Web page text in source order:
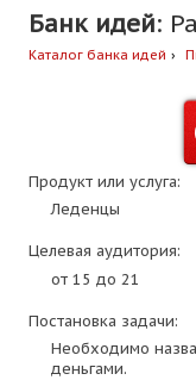
Банк идей:
Каталог банка идей
Продукт или услуга:
Леденцы
Целевая аудитория:
от 15 до 21
Постановка задачи:
Необходимо
деньгами.